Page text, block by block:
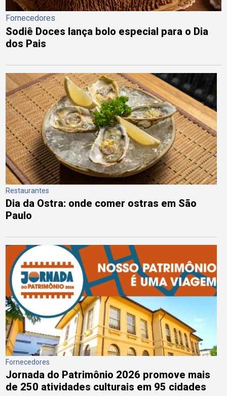
Fornecedores
Sodiê Doces lança bolo especial para o Dia
dos Pais
Restaurantes
Dia da Ostra: onde comer ostras em São
Paulo
Fornecedores
Jornada do Patrimônio 2026 promove mais
de 250 atividades culturais em 95 cidades